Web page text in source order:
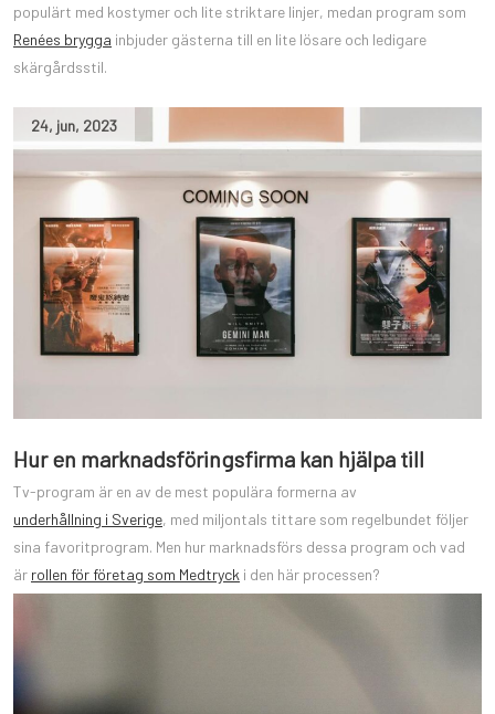
populärt med kostymer och lite striktare linjer, medan program som
Renées brygga inbjuder gästerna till en lite lösare och ledigare
skärgårdsstil.
24, jun, 2023
Hur en marknadsföringsfirma kan hjälpa till
Tv-program är en av de mest populära formerna av
underhållning i Sverige, med miljontals tittare som regelbundet följer
sina favoritprogram. Men hur marknadsförs dessa program och vad
är rollen för företag som Medtryck i den här processen?